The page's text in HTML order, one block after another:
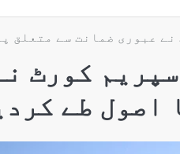
عبوری ضمانت سے متعلق
کورٹ
اصول طے